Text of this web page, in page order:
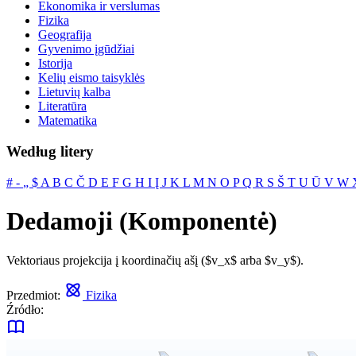
Ekonomika ir verslumas
Fizika
Geografija
Gyvenimo įgūdžiai
Istorija
Kelių eismo taisyklės
Lietuvių kalba
Literatūra
Matematika
Według litery
# ‐ „ $ A B C Č D E F G H I Į J K L M N O PQ R S Š T U Ū V W
Dedamoji (Komponentė)
Vektoriaus projekcija į koordinačių ašį ($v_x$ arba $v_y$).
Przedmiot:
Fizika
Źródło: